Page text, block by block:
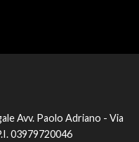
Avv. Paolo Adriano - Via
03979720046